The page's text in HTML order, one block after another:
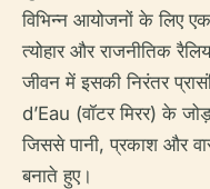
विभिन्न आयोजनों के लिए
त्योहार और राजनीतिक
जीवन में इसकी निरंतर
d’Eau (वॉटर मिरर) के
जिससे पानी, प्रकाश और
बनाते हुए।